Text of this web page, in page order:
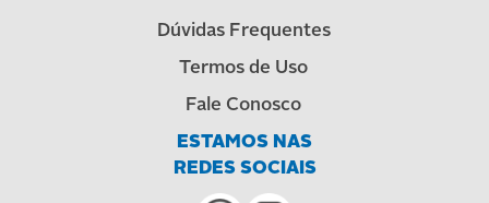
Dúvidas Frequentes
Termos de Uso
Fale Conosco
ESTAMOS NAS
REDES SOCIAIS